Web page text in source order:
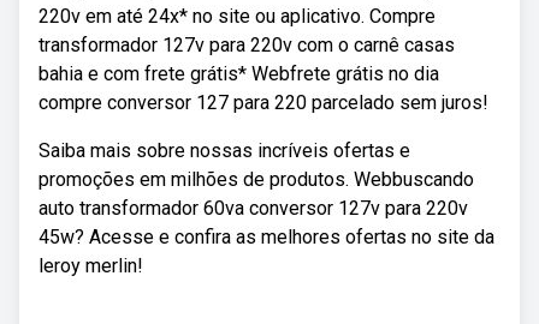
220v em até 24x* no site ou aplicativo. Compre
transformador 127v para 220v com o carnê casas
bahia e com frete grátis* Webfrete grátis no dia
compre conversor 127 para 220 parcelado sem juros!
Saiba mais sobre nossas incríveis ofertas e
promoções em milhões de produtos. Webbuscando
auto transformador 60va conversor 127v para 220v
45w? Acesse e confira as melhores ofertas no site da
leroy merlin!